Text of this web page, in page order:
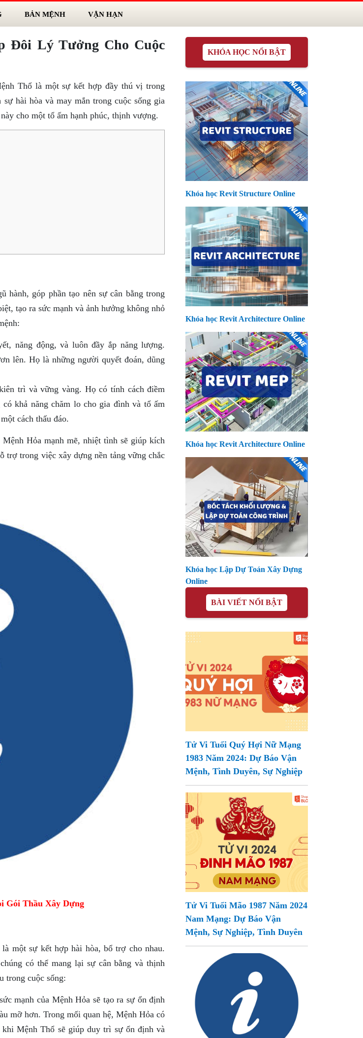
BẢN MỆNH VẬN HẠN
Đôi Lý Tưởng Cho Cuộc
Thổ là một sự kết hợp đầy thú vị trong
hài hòa và may mắn trong cuộc sống gia
cho một tổ ấm hạnh phúc, thịnh vượng.
hành, góp phần tạo nên sự cân bằng trong
tạo ra sức mạnh và ảnh hưởng không nhỏ
năng động, và luôn đầy ắp năng lượng.
lên. Họ là những người quyết đoán, dũng
trì và vững vàng. Họ có tính cách điềm
khả năng chăm lo cho gia đình và tổ ấm
cách thấu đáo.
Hỏa mạnh mẽ, nhiệt tình sẽ giúp kích
trong việc xây dựng nền tảng vững chắc
Gói Thầu Xây Dựng
một sự kết hợp hài hòa, bổ trợ cho nhau.
có thể mang lại sự cân bằng và thịnh
trong cuộc sống:
mạnh của Mệnh Hỏa sẽ tạo ra sự ổn định
mỡ hơn. Trong mối quan hệ, Mệnh Hỏa có
Mệnh Thổ sẽ giúp duy trì sự ổn định và
KHÓA HỌC NỔI BẬT
Khóa học Revit Structure Online
Khóa học Revit Architecture Online
Khóa học Revit Architecture Online
Khóa học Lập Dự Toán Xây Dựng
Online
BÀI VIẾT NỔI BẬT
Tử Vi Tuổi Quý Hợi Nữ Mạng
1983 Năm 2024: Dự Báo Vận
Mệnh, Tình Duyên, Sự Nghiệp
Tử Vi Tuổi Mão 1987 Năm 2024
Nam Mạng: Dự Báo Vận
Mệnh, Sự Nghiệp, Tình Duyên